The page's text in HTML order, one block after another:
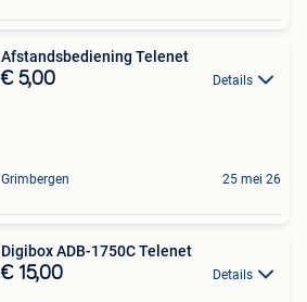
Afstandsbediening Telenet
€ 5,00 Details
Grimbergen 25 mei 26
Digibox ADB-1750C Telenet
€ 15,00 Details